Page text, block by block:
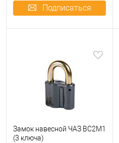
Подписаться
Замок навесной ЧАЗ ВС2М1
(3 ключа)